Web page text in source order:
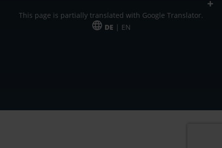
This page is partially translated with Google Translator.
DE | EN